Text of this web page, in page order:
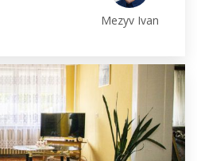
Mezyv Ivan